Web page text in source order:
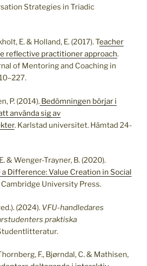
Strategies in Triadic
E. & Holland, E. (2017). Teacher
reflective practitioner approach.
of Mentoring and Coaching in
P. (2014). Bedömningen börjar i
använda sig av
. Karlstad universitet. Hämtad 24-
& Wenger-Trayner, B. (2020).
Difference: Value Creation in Social
Cambridge University Press.
(2024). VFU-handledares
praktiska
F., Bjørndal, C. & Mathisen,